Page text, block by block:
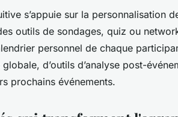
s’appuie sur la personnalisation
outils de sondages, quiz ou
personnel de chaque
d’outils d’analyse post-
prochains événements.